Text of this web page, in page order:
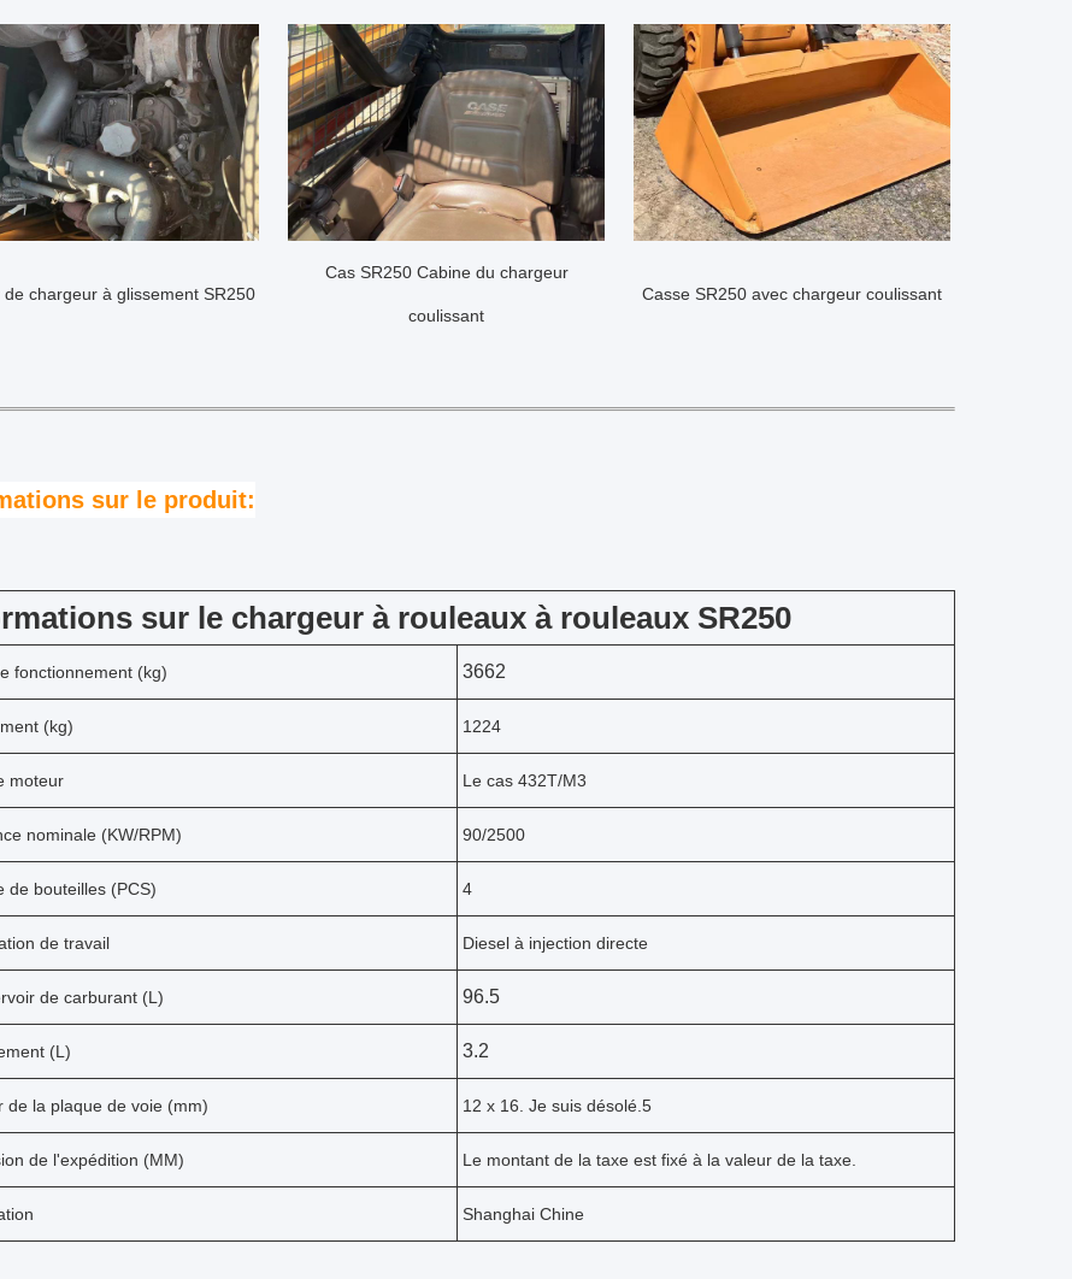
de chargeur à glissement SR250
Cas SR250 Cabine du chargeur
coulissant
Casse SR250 avec chargeur coulissant
sur le produit:
sur le chargeur à rouleaux à rouleaux SR250
fonctionnement (kg) 3662
(kg) 1224
moteur Le cas 432T/M3
nominale (KW/RPM) 90/2500
de bouteilles (PCS) 4
de travail Diesel à injection directe
de carburant (L) 96.5
(L) 3.2
de la plaque de voie (mm) 12 x 16. Je suis désolé.5
de l'expédition (MM) Le montant de la taxe est fixé à la valeur de la taxe.
Shanghai Chine